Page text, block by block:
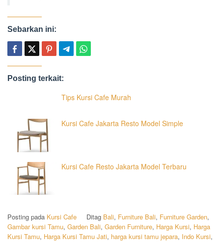
Sebarkan ini:
Posting terkait:
Tips Kursi Cafe Murah
Kursi Cafe Jakarta Resto Model Simple
Kursi Cafe Resto Jakarta Model Terbaru
Posting pada Kursi Cafe Ditag Bali, Furniture Bali, Furniture Garden,
Gambar kursi Tamu, Garden Bali, Garden Furniture, Harga Kursi, Harga
Kursi Tamu, Harga Kursi Tamu Jati, harga kursi tamu jepara, Indo Kursi,